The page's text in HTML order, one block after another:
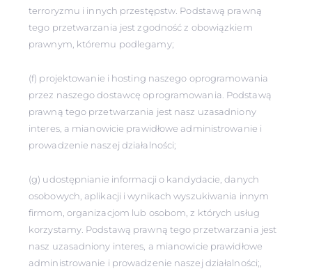
terroryzmu i innych przestępstw. Podstawą prawną
tego przetwarzania jest zgodność z obowiązkiem
prawnym, któremu podlegamy;
(f) projektowanie i hosting naszego oprogramowania
przez naszego dostawcę oprogramowania. Podstawą
prawną tego przetwarzania jest nasz uzasadniony
interes, a mianowicie prawidłowe administrowanie i
prowadzenie naszej działalności;
(g) udostępnianie informacji o kandydacie, danych
osobowych, aplikacji i wynikach wyszukiwania innym
firmom, organizacjom lub osobom, z których usług
korzystamy. Podstawą prawną tego przetwarzania jest
nasz uzasadniony interes, a mianowicie prawidłowe
administrowanie i prowadzenie naszej działalności;,